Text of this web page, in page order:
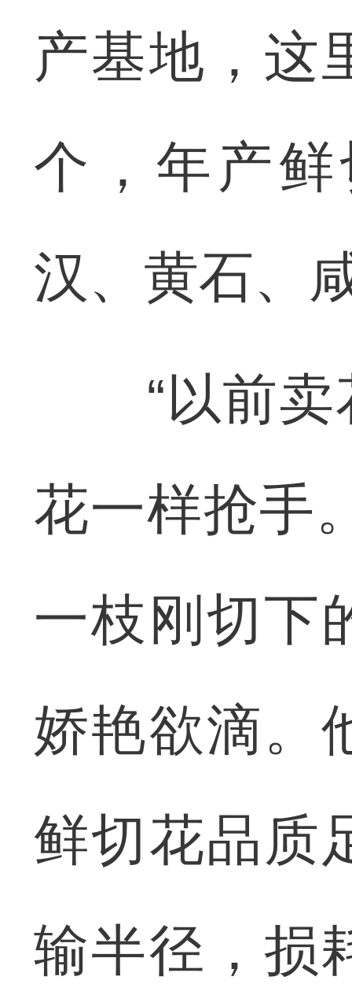
产基地，这
个，年产
汉、黄石、
“以前卖
花一样抢手
一枝刚切下
娇艳欲滴。
鲜切花品质
输半径，损